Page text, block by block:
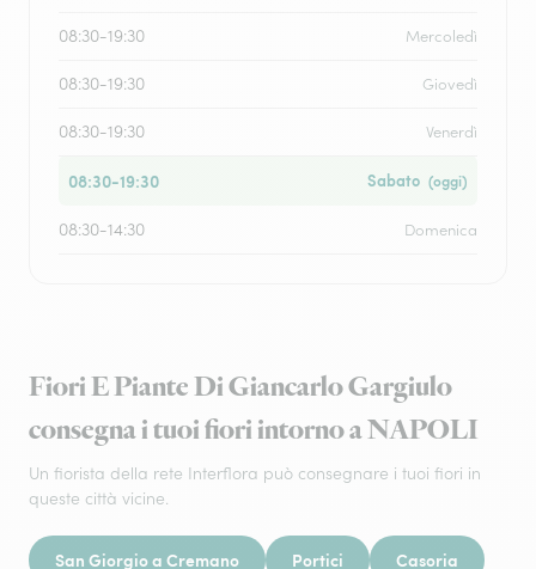
08:30-19:30 Mercoledì
08:30-19:30 Giovedì
08:30-19:30 Venerdì
08:30-19:30 Sabato (oggi)
08:30-14:30 Domenica
Fiori E Piante Di Giancarlo Gargiulo
consegna i tuoi fiori intorno a NAPOLI
Un fiorista della rete Interflora può consegnare i tuoi fiori in
queste città vicine.
San Giorgio a Cremano Portici Casoria